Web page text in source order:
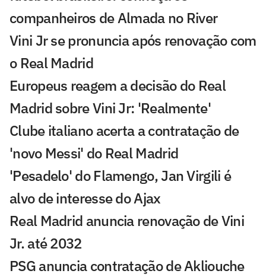
companheiros de Almada no River
Vini Jr se pronuncia após renovação com
o Real Madrid
Europeus reagem a decisão do Real
Madrid sobre Vini Jr: 'Realmente'
Clube italiano acerta a contratação de
'novo Messi' do Real Madrid
'Pesadelo' do Flamengo, Jan Virgili é
alvo de interesse do Ajax
Real Madrid anuncia renovação de Vini
Jr. até 2032
PSG anuncia contratação de Akliouche